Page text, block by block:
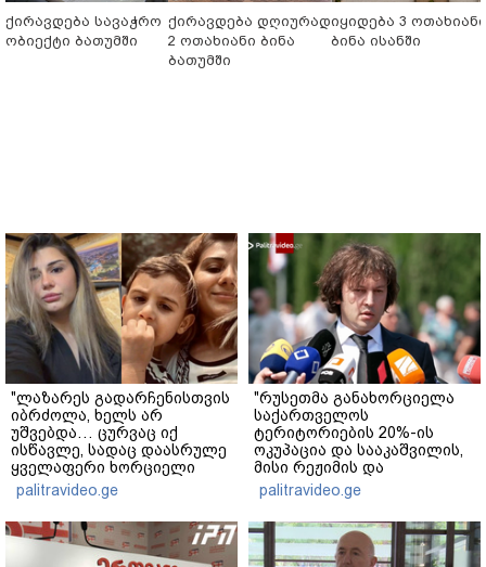
ქირავდება სავაჭრო
ობიექტი ბათუმში
ქირავდება დღიურად
2 ოთახიანი ბინა
ბათუმში
იყიდება 3 ოთახიანი
ბინა ისანში
"ლაზარეს გადარჩენისთვის
იბრძოლა, ხელს არ
უშვებდა… ცურვაც იქ
ისწავლე, სადაც დაასრულე
ყველაფერი ხორციელი
ცხოვრებიდან" – რას წერს
ხობში დაღუპული დედა-
შვილის ახლობელი?
palitravideo.ge
"რუსეთმა განახორციელა
საქართველოს
ტერიტორიების 20%-ის
ოკუპაცია და სააკაშვილის,
მისი რეჟიმის და
"ნაცმოძრაობის" ღალატი
ვერანაირად ვერ
გადაფარავს ამ
დანაშაულს" - ირაკლი
კობახიძე
palitravideo.ge